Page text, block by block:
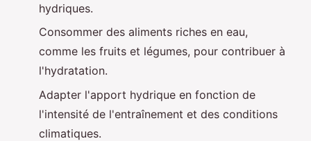
hydriques.
Consommer des aliments riches en eau,
comme les fruits et légumes, pour contribuer à
l'hydratation.
Adapter l'apport hydrique en fonction de
l'intensité de l'entraînement et des conditions
climatiques.